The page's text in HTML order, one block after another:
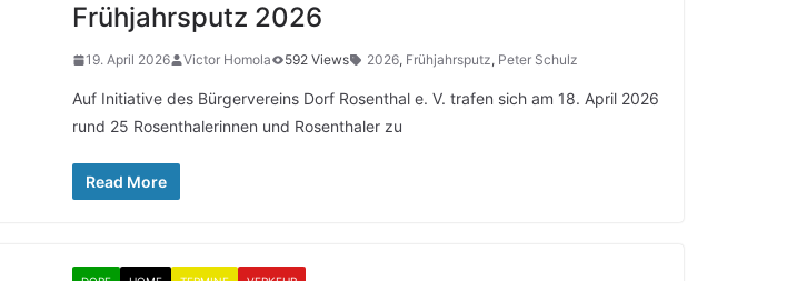
Frühjahrsputz 2026
19. April 2026 Victor Homola 592 Views 2026, Frühjahrsputz, Peter Schulz
Auf Initiative des Bürgervereins Dorf Rosenthal e. V. trafen sich am 18. April 2026
rund 25 Rosenthalerinnen und Rosenthaler zu
Read More